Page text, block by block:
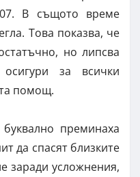
В същото време
Това показва, че
но липсва
за всички
помощ.
преминаха
да спасят близките
заради усложнения,